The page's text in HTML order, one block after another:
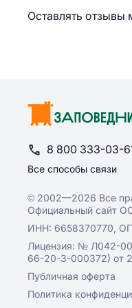
Оставлять отзывы
8 800 333-03-
Все способы связи
© 2002—2026 Все
Официальный сайт
ИНН: 6658370770,
Лицензия: № Л042-
66-20-3-000372) от
Публичная оферта
Политика